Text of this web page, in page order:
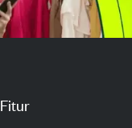
Fitur